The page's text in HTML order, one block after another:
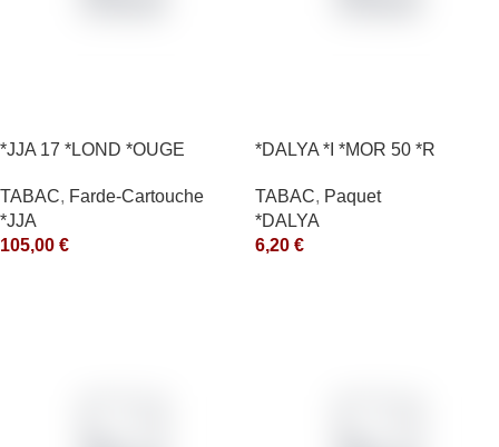
*JJA 17 *LOND *OUGE
TABAC, Farde-Cartouche
*JJA
105,00 €
*DALYA *I *MOR 50 *R
TABAC, Paquet
*DALYA
6,20 €